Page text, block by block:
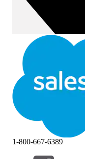
1-800-667-6389